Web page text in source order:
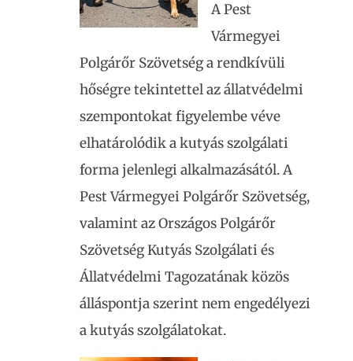
A Pest
Vármegyei
Polgárőr Szövetség a rendkívüli
hőségre tekintettel az állatvédelmi
szempontokat figyelembe véve
elhatárolódik a kutyás szolgálati
forma jelenlegi alkalmazásától. A
Pest Vármegyei Polgárőr Szövetség,
valamint az Országos Polgárőr
Szövetség Kutyás Szolgálati és
Állatvédelmi Tagozatának közös
álláspontja szerint nem engedélyezi
a kutyás szolgálatokat.